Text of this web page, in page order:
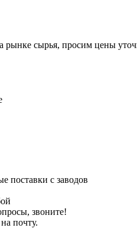
рынке сырья, просим цены
поставки с заводов
звоните!
почту.